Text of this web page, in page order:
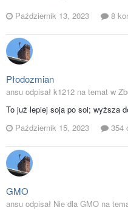
Październik 13, 2023
8
Płodozmian
ansu odpisał k1212 na temat w
To już lepiej soja po soi; wyższa
Październik 15, 2023
354
GMO
ansu odpisał Nie dla GMO na